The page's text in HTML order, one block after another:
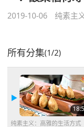
2019-10-06 纯素主
所有分集(1/2)
纯素主义：高雅的生活方式